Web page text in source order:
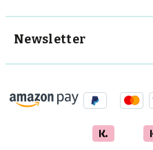
Newsletter